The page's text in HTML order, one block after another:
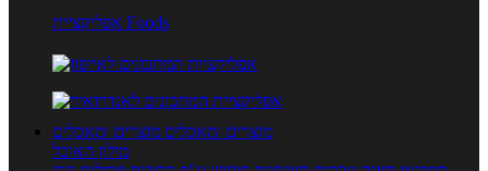
אפליקציית Foods
מוצרים ומאכלים מוצרים ומאכלים
מילון האוכל